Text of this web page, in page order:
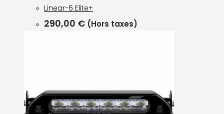
Linear-6 Elite+
290,00 € (Hors taxes)